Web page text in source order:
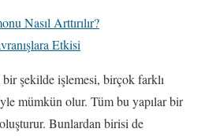
Nasıl Arttırılır?
Etkisi
şekilde işlemesi, birçok farklı
mümkün olur. Tüm bu yapılar bir
Bunlardan birisi de